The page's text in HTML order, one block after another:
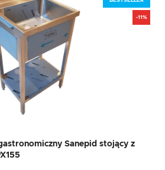
-11%
Sanepid stojący z